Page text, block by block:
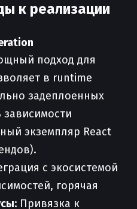
к реализации
подход для
в runtime
задеплоенных
экземпляр React
с экосистемой
горячая
Привязка к